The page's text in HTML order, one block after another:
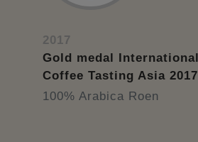
2017
Gold medal International
Coffee Tasting Asia 2017
100% Arabica Roen